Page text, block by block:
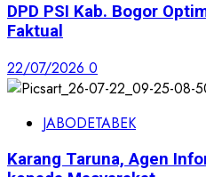
DPD PSI Kab. Bogor
Faktual
22/07/2026 0
JABODETABEK
Karang Taruna, Agen